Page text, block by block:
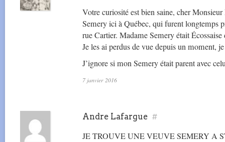
Votre curiosité est bien saine, cher
Semery ici à Québec, qui furent longtemps
rue Cartier. Madame Semery était
Je les ai perdus de vue depuis un moment,
J’ignore si mon Semery était parent avec
7 janvier 2016
Andre Lafargue #
JE TROUVE UNE VEUVE SEMERY A